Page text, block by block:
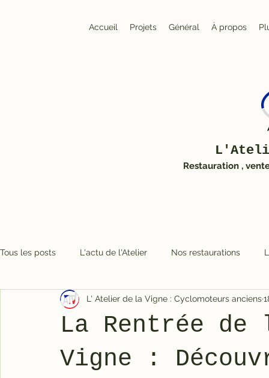
Accueil Projets Général À propos
Restauration ,
Tous les posts L'actu de l'Atelier Nos restaurations
La Rentrée
Vigne :
L' Atelier de la Vigne : Cyclomoteurs anciens